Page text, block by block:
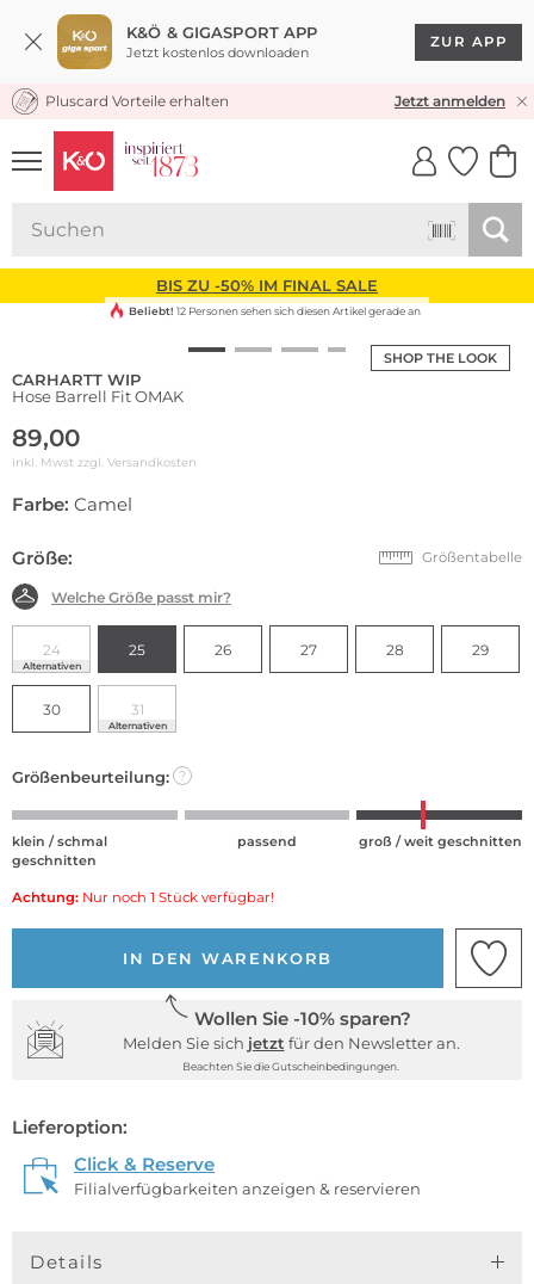
K&Ö & GIGASPORT APP
Jetzt kostenlos downloaden
ZUR APP
KOSTENLOSER VERSAND* & RÜCKVERSAND
Pluscard Vorteile erhalten Jetzt anmelden
UNSERE APP
CLICK &
BIS ZU -50% IM FINAL SALE
SHOP THE LOOK
Beliebt! 12 Personen sehen sich diesen Artikel gerade an
CARHARTT WIP
Hose Barrell Fit OMAK
89,00
inkl. Mwst zzgl. Versandkosten
Farbe: Camel
Größe: Größentabelle
Welche Größe passt mir?
24
Alternativen
25 26 27 28 29
30 31
Alternativen
Größenbeurteilung: ?
klein / schmal
geschnitten
passend groß / weit geschnitten
Achtung: Nur noch 1 Stück verfügbar!
IN DEN WARENKORB
Wollen Sie -10% sparen?
Melden Sie sich jetzt für den Newsletter an.
Beachten Sie die Gutscheinbedingungen.
Lieferoption:
Click & Reserve
Filialverfügbarkeiten anzeigen & reservieren
Details